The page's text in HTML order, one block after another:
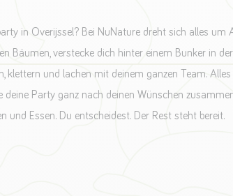
in Overijssel? Bei NuNature dreht sich alles um
Bäumen, verstecke dich hinter einem Bunker in
klettern und lachen mit deinem ganzen Team.
Party ganz nach deinen Wünschen
und Essen. Du entscheidest. Der Rest steht bereit.